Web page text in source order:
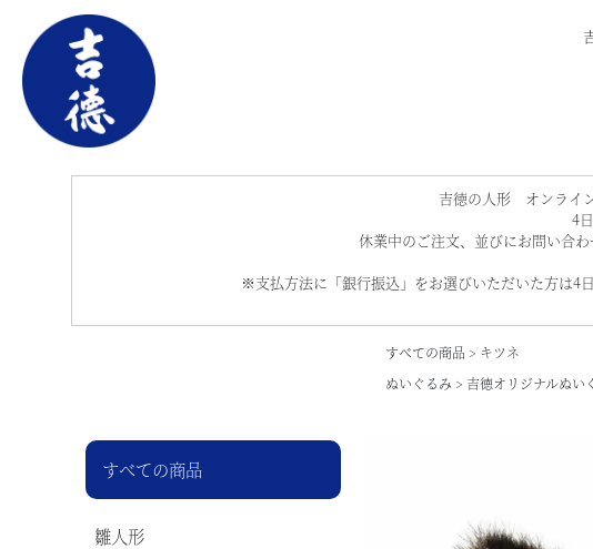
吉徳の人形 オンライ
4
休業中のご注文、並びにお問い合
※支払方法に「銀行振込」をお選びいただいた方は4
すべての商品
キツネ
ぬいぐるみ
吉徳オリジナルぬい
すべての商品
雛人形